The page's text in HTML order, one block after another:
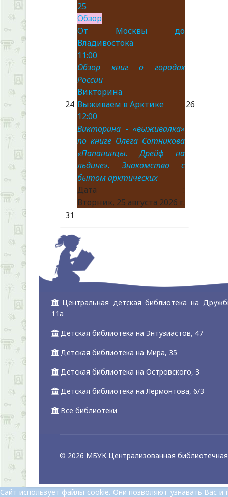
24
25
Обзор
От Москвы до
Владивостока
11:00
Обзор книг о городах
России
Викторина
Выживаем в Арктике
12:00
Викторина - «выживалка»
по книге Олега Сотникова
«Папанинцы. Дрейф на
льдине». Знакомство с
бытом арктических
Дата :
Вторник, 25 августа 2026 г.
26
31
Центральная детская библиотека на
11а
Детская библиотека на Энтузиастов, 47
Детская библиотека на Мира, 35
Детская библиотека на Островского, 3
Детская библиотека на Лермонтова, 6/3
Все библиотеки
© 2026 МБУК Централизованная библиотечная
Сайт использует файлы cookie. Они позволяют узнавать